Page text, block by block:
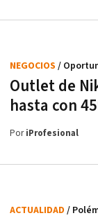
Outlet de
hasta con
NEGOCIOS /
PoriProfesional
ACTUALIDAD /